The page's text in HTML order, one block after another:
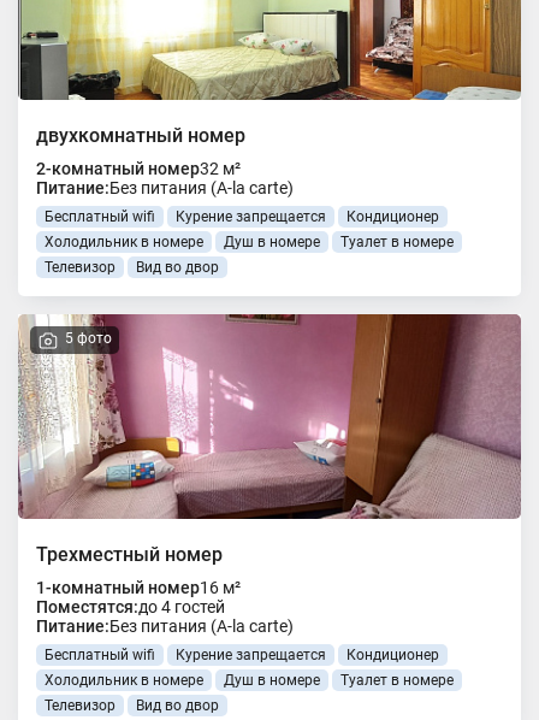
двухкомнатный номер
2-комнатный номер32 м²
Питание:Без питания (A-la carte)
Бесплатный wifi Курение запрещается
Кондиционер
Холодильник в номере
Душ в номере
Туалет в номере
Телевизор
Вид во двор
5 фото
Трехместный номер
1-комнатный номер16 м²
Поместятся:до 4 гостей
Питание:Без питания (A-la carte)
Бесплатный wifi Курение запрещается
Кондиционер
Холодильник в номере
Душ в номере
Туалет в номере
Телевизор
Вид во двор